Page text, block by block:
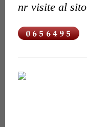
nr visite al sito